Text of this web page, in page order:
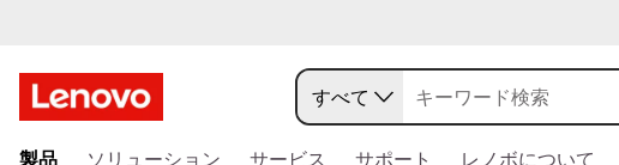
レ
ン
すべて
製品 ソリューション サービス サポート レノボについて